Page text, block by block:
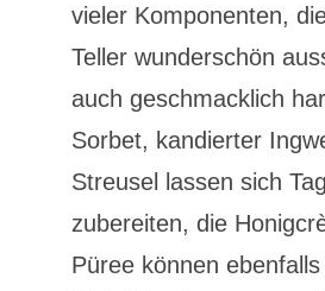
vieler Komponenten,
Teller wunderschön
auch geschmacklich
Sorbet, kandierter
Streusel lassen sich
zubereiten, die
Püree können